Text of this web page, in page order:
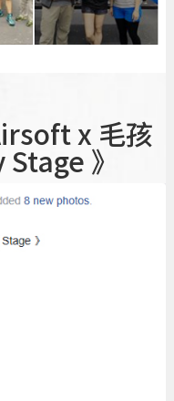
x 毛孩
》